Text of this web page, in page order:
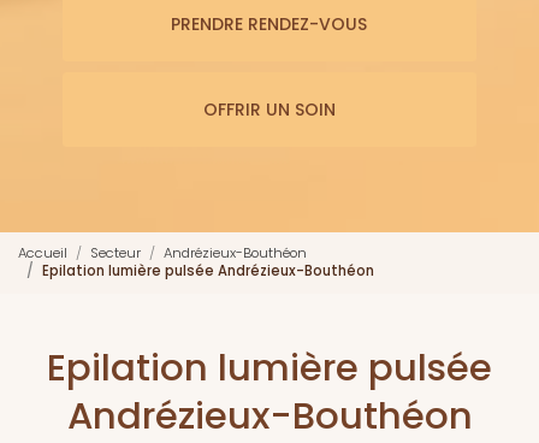
PRENDRE RENDEZ-VOUS
OFFRIR UN SOIN
Accueil Secteur
Andrézieux-Bouthéon
Epilation lumière pulsée Andrézieux-Bouthéon
Epilation lumière pulsée
Andrézieux-Bouthéon